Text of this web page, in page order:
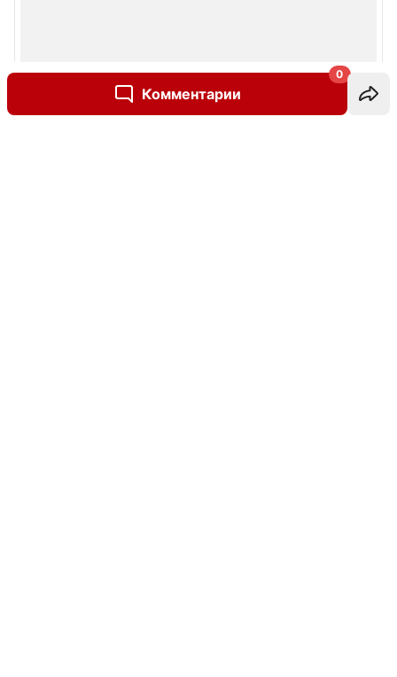
Комментарии
0